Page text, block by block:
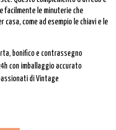
facilmente le minuterie che
come ad esempio le chiavi e le
bonifico e contrassegno
con imballaggio accurato
di Vintage